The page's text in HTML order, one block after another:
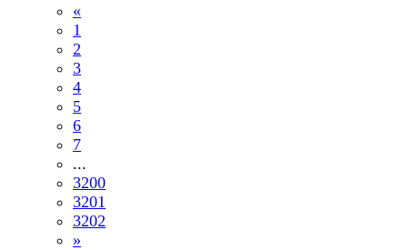
«
1
2
3
4
5
6
7
...
3200
3201
3202
»